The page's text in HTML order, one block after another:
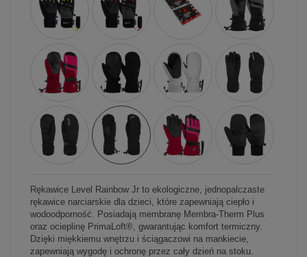
Rękawice Level Rainbow Jr to ekologiczne, jednopalczaste
rękawice narciarskie dla dzieci, które zapewniają ciepło i
wodoodporność. Posiadają membranę Membra-Therm Plus
oraz ocieplinę PrimaLoft®, gwarantując komfort termiczny.
Dzięki miękkiemu wnętrzu i ściągaczowi na mankiecie,
zapewniają wygodę i ochronę przez cały dzień na stoku.